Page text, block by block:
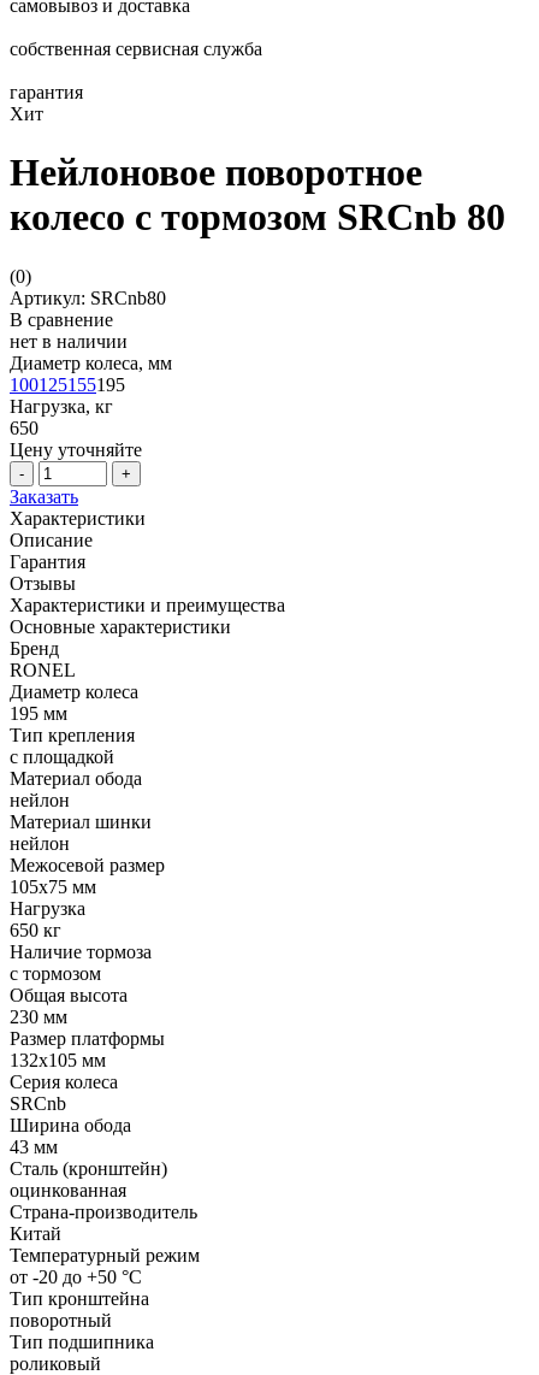
самовывоз и доставка
собственная сервисная служба
гарантия
Хит
Нейлоновое поворотное
колесо с тормозом SRCnb 80
(0)
Артикул: SRCnb80
В сравнение
нет в наличии
Диаметр колеса, мм
100125155195
Нагрузка, кг
650
Цену уточняйте
- +
Заказать
Характеристики
Описание
Гарантия
Отзывы
Характеристики и преимущества
Основные характеристики
Бренд
RONEL
Диаметр колеса
195 мм
Тип крепления
с площадкой
Материал обода
нейлон
Материал шинки
нейлон
Межосевой размер
105x75 мм
Нагрузка
650 кг
Наличие тормоза
с тормозом
Общая высота
230 мм
Размер платформы
132x105 мм
Серия колеса
SRCnb
Ширина обода
43 мм
Сталь (кронштейн)
оцинкованная
Страна-производитель
Китай
Температурный режим
от -20 до +50 °С
Тип кронштейна
поворотный
Тип подшипника
роликовый